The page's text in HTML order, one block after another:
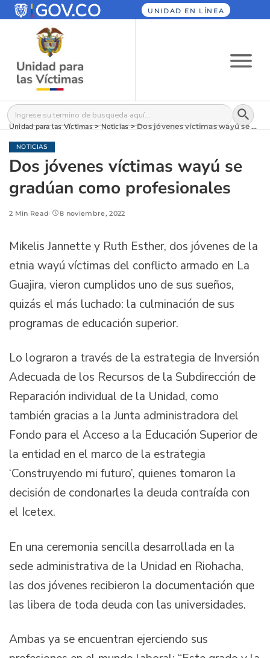
UNIDAD EN LÍNEA
Buscar: Botón
Unidad para las Víctimas>Noticias>Dos jóvenes víctimas wayú se gradúan como profesionales
NOTICIAS
Dos jóvenes víctimas wayú se
gradúan como profesionales
2 Min Read 8 noviembre, 2022
Mikelis Jannette y Ruth Esther, dos jóvenes de la
etnia wayú víctimas del conflicto armado en La
Guajira, vieron cumplidos uno de sus sueños,
quizás el más luchado: la culminación de sus
programas de educación superior.
Lo lograron a través de la estrategia de Inversión
Adecuada de los Recursos de la Subdirección de
Reparación individual de la Unidad, como
también gracias a la Junta administradora del
Fondo para el Acceso a la Educación Superior de
la entidad en el marco de la estrategia
‘Construyendo mi futuro’, quienes tomaron la
decisión de condonarles la deuda contraída con
el Icetex.
En una ceremonia sencilla desarrollada en la
sede administrativa de la Unidad en Riohacha,
las dos jóvenes recibieron la documentación que
las libera de toda deuda con las universidades.
Ambas ya se encuentran ejerciendo sus